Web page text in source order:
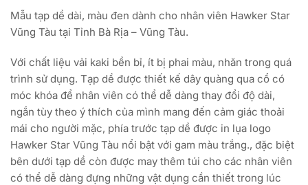
Mẫu tạp dề dài, màu đen dành cho nhân viên Hawker Star
Vũng Tàu tại Tỉnh Bà Rịa – Vũng Tàu.
Với chất liệu vải kaki bền bỉ, ít bị phai màu, nhăn trong quá
trình sử dụng. Tạp dề được thiết kế dây quàng qua cổ có
móc khóa để nhân viên có thể dễ dàng thay đổi độ dài,
ngắn tùy theo ý thích của mình mang đến cảm giác thoải
mái cho người mặc, phía trước tạp dề được in lụa logo
Hawker Star Vũng Tàu nổi bật với gam màu trắng., đặc biệt
bên dưới tạp dề còn được may thêm túi cho các nhân viên
có thể dễ dàng đựng những vật dụng cần thiết trong lúc